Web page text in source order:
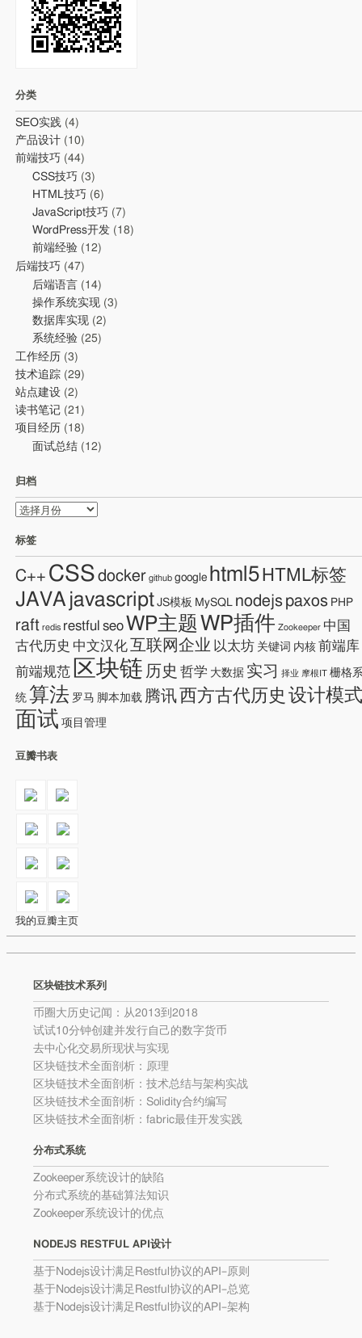
分类
SEO实践 (4)
产品设计 (10)
前端技巧 (44)
CSS技巧 (3)
HTML技巧 (6)
JavaScript技巧 (7)
WordPress开发 (18)
前端经验 (12)
后端技巧 (47)
后端语言 (14)
操作系统实现 (3)
数据库实现 (2)
系统经验 (25)
工作经历 (3)
技术追踪 (29)
站点建设 (2)
读书笔记 (21)
项目经历 (18)
面试总结 (12)
归档
归
标签
C++ CSS docker github google html5 HTML标签
JAVA javascript JS模板 MySQL nodejs paxos PHP
raft redis restful seo WP主题 WP插件 Zookeeper 中国
古代历史 中文汉化互联网企业 以太坊 关键词 内核 前端库
前端规范 区块链 历史 哲学 大数据 实习 择业 摩根IT 栅格
统 算法 罗马 脚本加载 腾讯 西方古代历史 设计模
面试 项目管理
豆瓣书表
我的豆瓣主页
区块链技术系列
币圈大历史记闻：从2013到2018
试试10分钟创建并发行自己的数字货币
去中心化交易所现状与实现
区块链技术全面剖析：原理
区块链技术全面剖析：技术总结与架构实战
区块链技术全面剖析：Solidity合约编写
区块链技术全面剖析：fabric最佳开发实践
分布式系统
Zookeeper系统设计的缺陷
分布式系统的基础算法知识
Zookeeper系统设计的优点
NODEJS RESTFUL API设计
基于Nodejs设计满足Restful协议的API–原则
基于Nodejs设计满足Restful协议的API–总览
基于Nodejs设计满足Restful协议的API–架构